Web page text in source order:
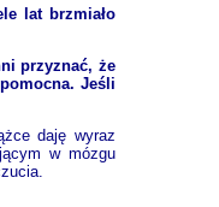
lat brzmiało
przyznać, że
Jeśli
daję wyraz
w mózgu